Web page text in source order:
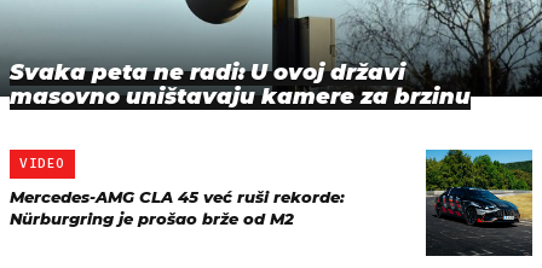
Svaka peta ne radi: U ovoj državi
masovno uništavaju kamere za brzinu
VIDEO
Mercedes-AMG CLA 45 već ruši rekorde:
Nürburgring je prošao brže od M2